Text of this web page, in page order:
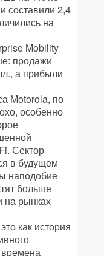
составили 2,4
на
Mobility
продажи
а прибыли
Motorola, по
особенно
Сектор
в будущем
наподобие
больше
на рынках
как история
времена